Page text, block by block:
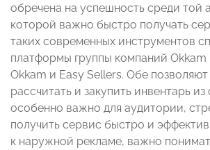
обречена на успешность среди той
которой важно быстро получать
таких современных инструментов
платформы группы компаний
Okkam и Easy Sellers. Обе
рассчитать и закупить инвентарь
особенно важно для аудитории,
получить сервис быстро и
к наружной рекламе, важно